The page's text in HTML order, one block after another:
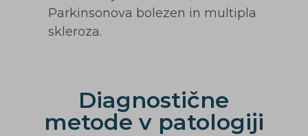
Parkinsonova bolezen in multipla
skleroza.
Diagnostične
metode v patologiji